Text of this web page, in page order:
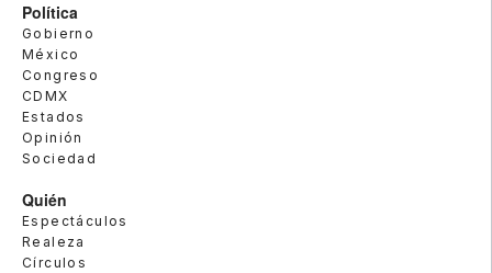
Política
Gobierno
México
Congreso
CDMX
Estados
Opinión
Sociedad
Quién
Espectáculos
Realeza
Círculos